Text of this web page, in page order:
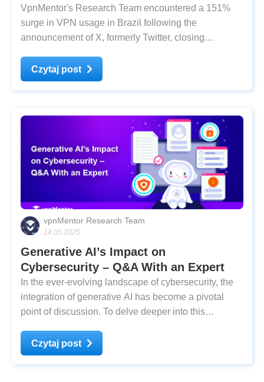
VpnMentor's Research Team encountered a 151%
surge in VPN usage in Brazil following the
announcement of X, formerly Twitter, closing
public on Saturday, citing alleged threats made by
judge Alexandre de Moraes against members of X’s
Czytaj post
vpnMentor Research Team
14.05.2025
Generative AI’s Impact on
Cybersecurity – Q&A With an Expert
In the ever-evolving landscape of cybersecurity, the
integration of generative AI has become a pivotal
point of discussion. To delve deeper into this
cybersecurity, we turn to renowned cybersecurity
expert Jeremiah Fowler. In this exclusive Q&A
Czytaj post